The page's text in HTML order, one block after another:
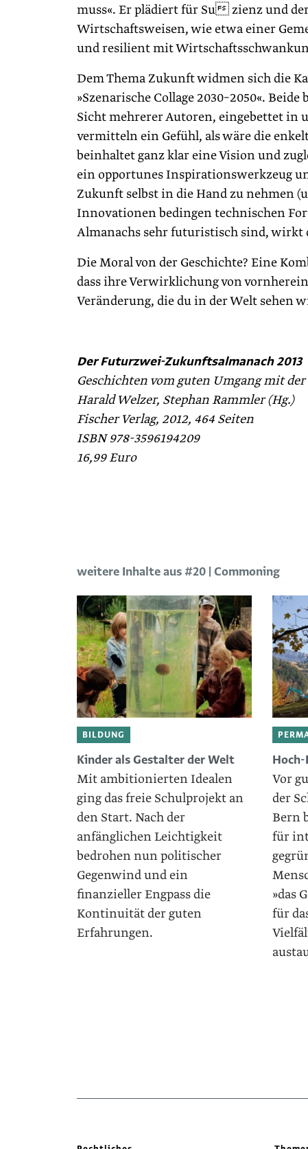
muss«. Er plädiert für Su zienz und
Wirtschaftsweisen, wie etwa einer
und resilient mit
Dem Thema Zukunft widmen sich die
»Szenarische Collage 2030–2050«.
Sicht mehrerer Autoren, eingebettet in
vermitteln ein Gefühl, als wäre die
beinhaltet ganz klar eine Vision und
ein opportunes Inspirationswerkzeug
Zukunft selbst in die Hand zu nehmen
Innovationen bedingen technischen
Almanachs sehr futuristisch sind, wirkt
Die Moral von der Geschichte? Eine
dass ihre Verwirklichung von vornherein
Veränderung, die du in der Welt sehen
Der Futurzwei-Zukunftsalmanach 2013
Geschichten vom guten Umgang mit
Harald Welzer, Stephan Rammler (Hg.)
Fischer Verlag, 2012, 464 Seiten
ISBN 978-3596194209
16,99 Euro
weitere Inhalte aus #20 | Commoning
BILDUNG
Kinder als ­Gestalter der Welt
Mit ambitionierten Idealen
ging das freie Schulprojekt an
den Start. Nach der
anfänglichen Leichtigkeit
bedrohen nun politischer
Gegenwind und ein
finanzieller Engpass die
Kontinuität der guten
Erfahrungen.
Vor
der
Bern
für
»das
für